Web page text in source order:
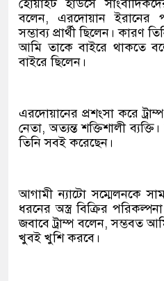
হোয়াইট হাউসে
বলেন, এরদোয়ান ইরানের
সম্ভাব্য প্রার্থী ছিলেন। কারণ
আমি তাকে বাইরে থাকতে
বাইরে ছিলেন।
এরদোয়ানের প্রশংসা করে
নেতা, অত্যন্ত শক্তিশালী
তিনি সবই করেছেন।
আগামী ন্যাটো সম্মেলনকে
ধরনের অস্ত্র বিক্রির
জবাবে ট্রাম্প বলেন, সম্ভবত
খুবই খুশি করবে।